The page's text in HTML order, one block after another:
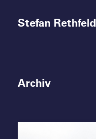
Stefan Rethfeld
Termine
Archiv